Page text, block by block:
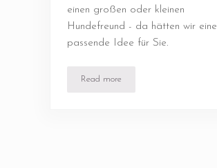
einen großen oder kleinen
Hundefreund - da hätten wir eine
passende Idee für Sie.
Read moreDas verrückte Hunde-Klappbuch